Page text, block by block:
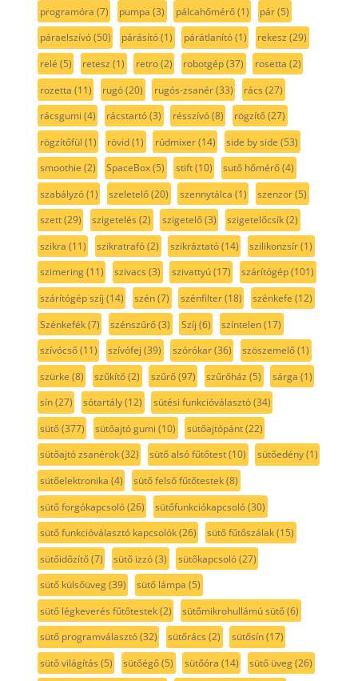
programóra (7) pumpa (3) pálcahőmérő(1) pár(5)
páraelszívó(50) párásító(1) párátlanító(1) rekesz (29)
relé (5) retesz (1) retro(2) robotgép(37) rosetta (2)
rozetta (11) rugó(20) rugós-zsanér(33) rács (27)
rácsgumi (4) rácstartó(3) résszívó(8) rögzítő(27)
rögzítőfül (1) rövid(1) rúdmixer(14) side by side (53)
smoothie (2) SpaceBox(5) stift(10) sutő hőmérő(4)
szabályzó(1) szeletelő(20) szennytálca (1) szenzor(5)
szett(29) szigetelés (2) szigetelő(3) szigetelőcsík(2)
szikra (11) szikratrafó(2) szikráztató(14) szilikonzsír(1)
szimering(11) szivacs (3) szivattyú(17) szárítógép(101)
szárítógép szíj (14) szén(7) szénfilter(18) szénkefe (12)
Szénkefék(7) szénszűrő(3) Szíj (6) színtelen(17)
szívócső(11) szívófej (39) szórókar(36) szöszemelő(1)
szürke (8) szűkítő(2) szűrő(97) szűrőház (5) sárga (1)
sín(27) sótartály(12) sütési funkcióválasztó(34)
sütő(377) sütőajtó gumi (10) sütőajtópánt(22)
sütőajtó zsanérok(32) sütő alsó fűtőtest(10) sütőedény(1)
sütőelektronika (4) sütő felső fűtőtestek(8)
sütő forgókapcsoló(26) sütőfunkciókapcsoló(30)
sütő funkcióválasztó kapcsolók(26) sütő fűtőszálak(15)
sütőidőzítő(7) sütő izzó(3) sütőkapcsoló(27)
sütő külsőüveg(39) sütő lámpa (5)
sütő légkeverés fűtőtestek(2) sütőmikrohullámú sütő(6)
sütő programválasztó(32) sütőrács (2) sütősín(17)
sütő világítás (5) sütőégő(5) sütőóra (14) sütő üveg(26)